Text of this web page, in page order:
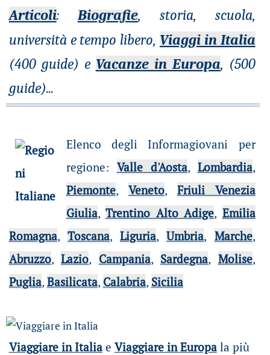
Articoli: Biografie, storia, scuola,
università e tempo libero, Viaggi in Italia
(400 guide) e Vacanze in Europa, (500
guide)...
Elenco degli Informagiovani per
regione: Valle d'Aosta, Lombardia,
Piemonte, Veneto,Friuli Venezia
Giulia,Trentino Alto Adige, Emilia
Romagna, Toscana,Liguria,Umbria, Marche,
Abruzzo,Lazio, Campania, Sardegna, Molise,
Puglia, Basilicata, Calabria, Sicilia
Viaggiare in Italiae Viaggiare in Europala più